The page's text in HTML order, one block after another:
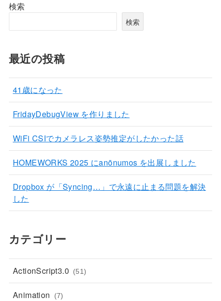
検索
検索
最近の投稿
41歳になった
FridayDebugView を作りました
WiFi CSIでカメラレス姿勢推定がしたかった話
HOMEWORKS 2025 にanōnumos を出展しました
Dropbox が「Syncing…」で永遠に止まる問題を解決
した
カテゴリー
ActionScript3.0 (51)
Animation (7)